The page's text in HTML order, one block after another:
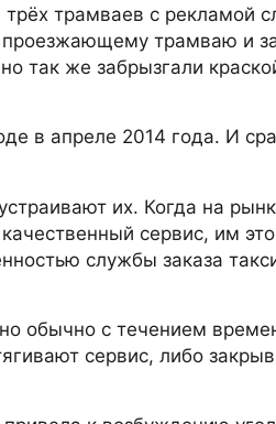
трамваев с рекламой
трамваю и
так же забрызгали
в апреле 2014 года. И
их. Когда на
сервис, им
службы заказа
обычно с течением
сервис, либо